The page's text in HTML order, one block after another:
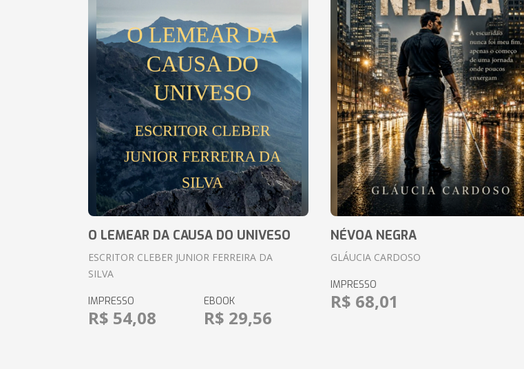
O LEMEAR DA CAUSA DO UNIVESO
ESCRITOR CLEBER JUNIOR FERREIRA DA
SILVA
IMPRESSO
R$ 54,08
EBOOK
R$ 29,56
NÉVOA NEGRA
GLÁUCIA CARDOSO
IMPRESSO
R$ 68,01